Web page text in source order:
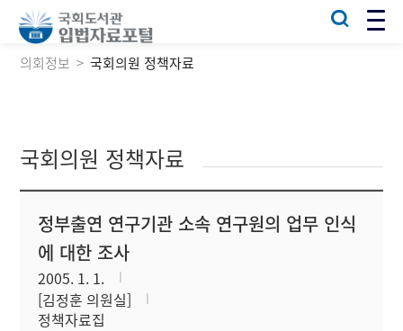
의회정보 국회의원 정책자료
국회의원 정책자료
정부출연 연구기관 소속 연구원의 업무 인식
에 대한 조사
2005. 1. 1.
[김정훈 의원실]
정책자료집